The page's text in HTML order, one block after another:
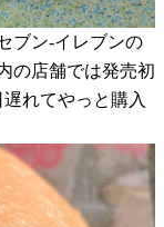
ブン-イレブンの
の店舗では発売初
れてやっと購入